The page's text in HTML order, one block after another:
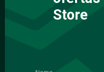
Store